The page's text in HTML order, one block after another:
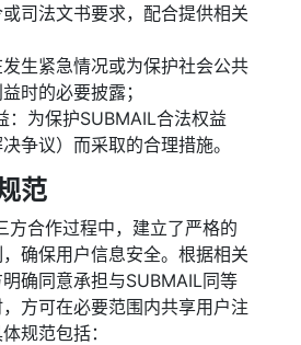
司法文书要求，配合提供相关
生紧急情况或为保护社会公共
时的必要披露；
：为保护SUBMAIL合法权益
争议）而采取的合理措施。
范
方合作过程中，建立了严格的
确保用户信息安全。根据相关
确同意承担与SUBMAIL同等
方可在必要范围内共享用户注
规范包括：